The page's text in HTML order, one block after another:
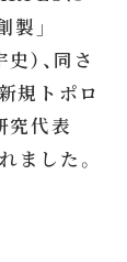
」
）、同さ
規トポロ
究代表
ました。